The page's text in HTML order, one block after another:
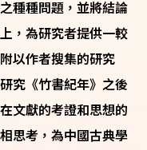
種種問題，並將結論
，為研究者提供一較
以作者搜集的研究
究《竹書紀年》之後
文獻的考證和思想的
思考，為中國古典學